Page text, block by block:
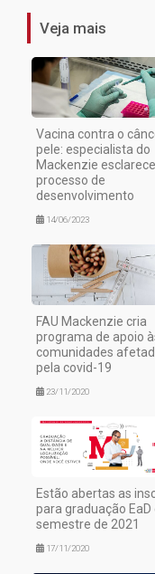
Veja mais
Vacina contra o
pele: especialista do
Mackenzie
processo de
desenvolvimento
14/06/2023
FAU Mackenzie cria
programa de apoio
comunidades
pela covid-19
23/11/2020
Estão abertas as
para graduação EaD
semestre de 2021
17/11/2020